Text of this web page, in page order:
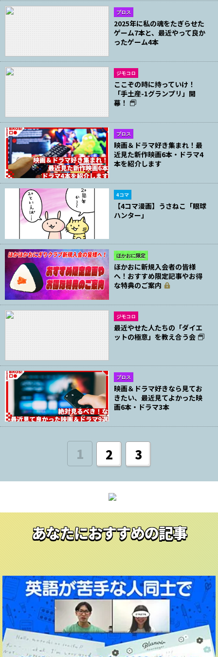
ブロス
2025年に私の魂をたぎらせた
ゲーム7本と、最近やって良か
ったゲーム4本
ジモコロ
ここぞの時に持っていけ！
「手土産-1グランプリ」開
幕！
ブロス
映画＆ドラマ好き集まれ！最
近見た新作映画6本・ドラマ4
本を紹介します
4コマ
【4コマ漫画】うさねこ「眼球
ハンター」
ほかおに限定
ほかおに新規入会者の皆様
へ！おすすめ限定記事やお得
な特典のご案内
ジモコロ
最近やせた人たちの「ダイエ
ットの極意」を教え合う会
ブロス
映画＆ドラマ好きなら見てお
きたい、最近見てよかった映
画6本・ドラマ3本
1 2 3
あなたにおすすめの記事